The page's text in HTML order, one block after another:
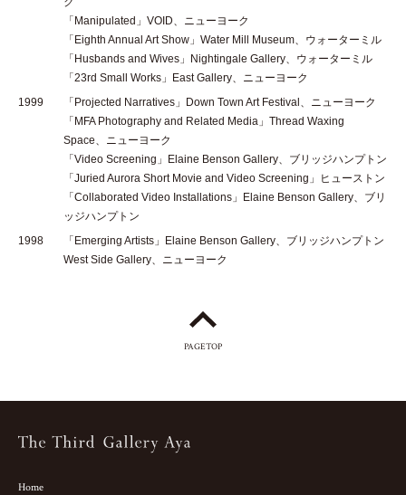
「Manipulated」VOID、ニューヨーク
「Eighth Annual Art Show」Water Mill Museum、ウォーターミル
「Husbands and Wives」Nightingale Gallery、ウォーターミル
「23rd Small Works」East Gallery、ニューヨーク
1999
「Projected Narratives」Down Town Art Festival、ニューヨーク
「MFA Photography and Related Media」Thread Waxing
Space、ニューヨーク
「Video Screening」Elaine Benson Gallery、ブリッジハンプトン
「Juried Aurora Short Movie and Video Screening」ヒューストン
「Collaborated Video Installations」Elaine Benson Gallery、ブリ
ッジハンプトン
1998
「Emerging Artists」Elaine Benson Gallery、ブリッジハンプトン
West Side Gallery、ニューヨーク
PAGETOP
Home